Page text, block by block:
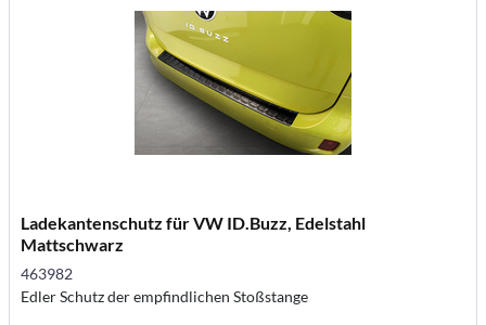
Ladekantenschutz für VW ID.Buzz, Edelstahl
Mattschwarz
463982
Edler Schutz der empfindlichen Stoßstange